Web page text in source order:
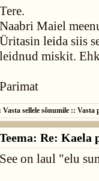
Tere.
Naabri Maiel
Üritasin leida siis
leidnud miskit.
Parimat
Vasta sellele sõnumile:: Vasta
Teema: Re: Kaela
See on laul "elu